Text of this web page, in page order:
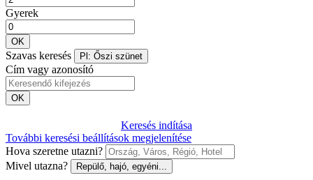
Gyerek
OK
Szavas keresés Pl: Őszi szünet
Cím vagy azonosító
OK
Keresés indítása
További keresési beállítások megjelenítése
Hova szeretne utazni?
Mivel utazna?
Repülő, hajó, egyéni...